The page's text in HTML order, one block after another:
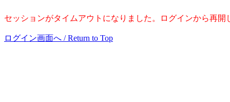
セッションがタイムアウトになりました。ログインから再開
ログイン画面へ / Return to Top